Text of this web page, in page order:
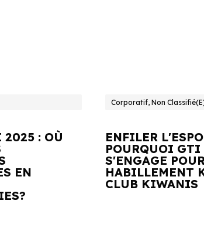
2025 : OÙ
EN
Corporatif, Non
ENFILER
POURQUOI GTI
S'ENGAGE
HABILLEMENT
CLUB KIWANIS